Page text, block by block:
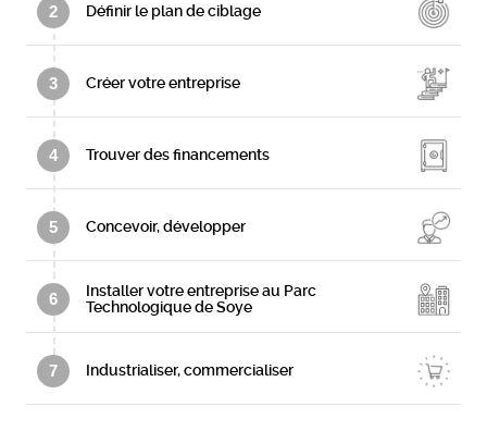
2 Définir le plan de ciblage
3 Créer votre entreprise
4 Trouver des financements
5 Concevoir, développer
6
Installer votre entreprise au Parc
Technologique de Soye
7 Industrialiser, commercialiser